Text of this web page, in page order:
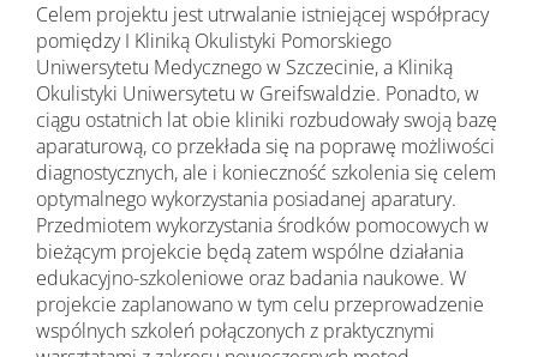
Celem projektu jest utrwalanie istniejącej współpracy
pomiędzy I Kliniką Okulistyki Pomorskiego
Uniwersytetu Medycznego w Szczecinie, a Kliniką
Okulistyki Uniwersytetu w Greifswaldzie. Ponadto, w
ciągu ostatnich lat obie kliniki rozbudowały swoją bazę
aparaturową, co przekłada się na poprawę możliwości
diagnostycznych, ale i konieczność szkolenia się celem
optymalnego wykorzystania posiadanej aparatury.
Przedmiotem wykorzystania środków pomocowych w
bieżącym projekcie będą zatem wspólne działania
edukacyjno-szkoleniowe oraz badania naukowe. W
projekcie zaplanowano w tym celu przeprowadzenie
wspólnych szkoleń połączonych z praktycznymi